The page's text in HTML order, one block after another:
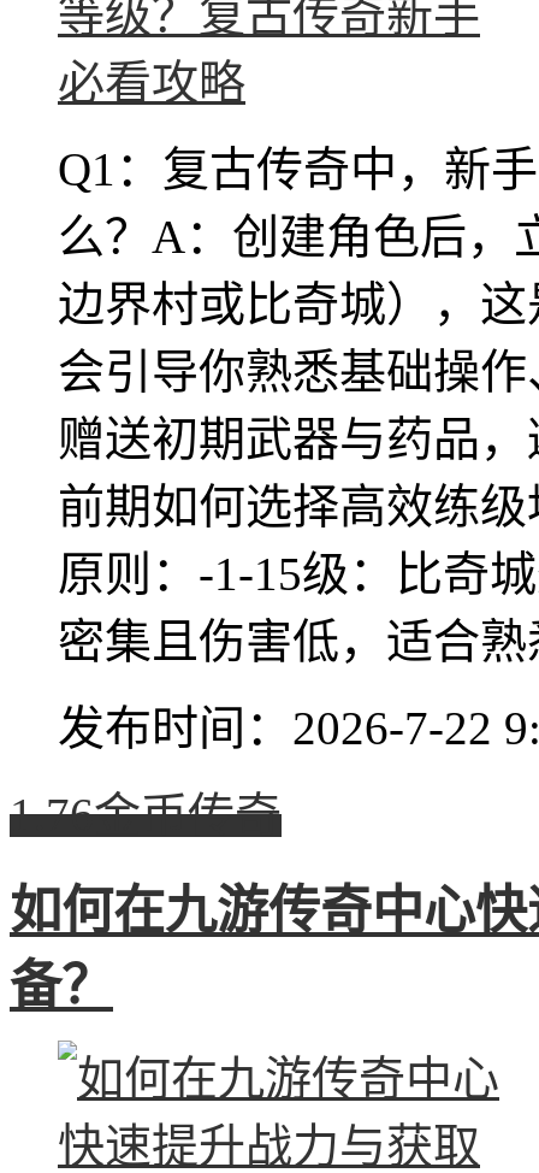
Q1：复古传奇中，新
么？A：创建角色后，
边界村或比奇城），
会引导你熟悉基础操
赠送初期武器与药品
前期如何选择高效练
原则：-1-15级：比奇
密集且伤害低，适合熟
发布时间：2026-7-22
1.76金币传奇
如何在九游传奇中心
备？